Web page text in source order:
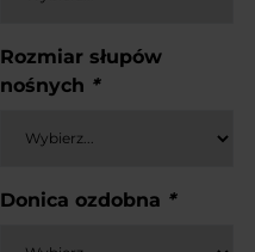
Rozmiar słupów
nośnych *
Donica ozdobna *